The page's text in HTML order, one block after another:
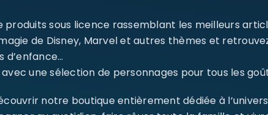
SE CONNECTER
Identifiant ou e-mail*
sous licence rassemblant les meilleurs
de Disney, Marvel et autres thèmes et
d’enfance…
une sélection de personnages pour tous les
notre boutique entièrement dédiée à